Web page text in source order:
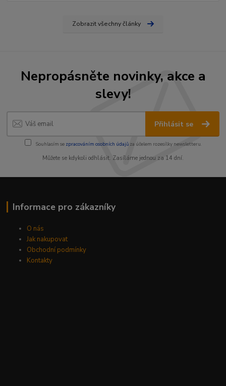
Zobrazit všechny články
Nepropásněte novinky, akce a
slevy!
Přihlásit se
Souhlasím se zpracováním osobních údajůza účelem rozesílky newsletteru.
Můžete se kdykoli odhlásit. Zasíláme jednou za 14 dní.
Informace pro zákazníky
O nás
Jak nakupovat
Obchodní podmínky
Kontakty